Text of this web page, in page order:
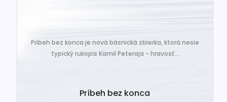
Príbeh bez konca je nová básnická zbierka, ktorá nesie
typický rukopis Kamil Peteraja - hravosť...
Príbeh bez konca